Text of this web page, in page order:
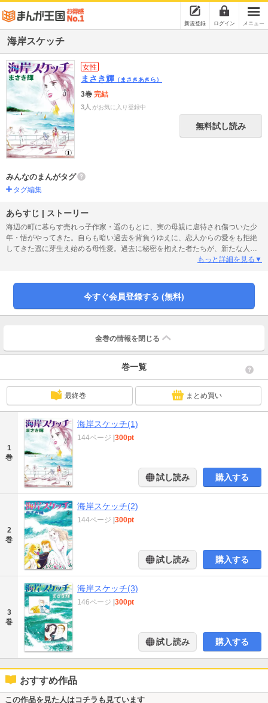
新規登録 ログイン メニュー
海岸スケッチ
女性
まさき輝 （まさきあきら）
3巻 完結
3人 がお気に入り登録中
無料試し読み
みんなのまんがタグ
タグ編集
あらすじ | ストーリー
海辺の町に暮らす売れっ子作家・遥のもとに、実の母親に虐待され傷ついた少
年・悟がやってきた。自らも暗い過去を背負うゆえに、恋人からの愛をも拒絶
してきた遥に芽生え始める母性愛。過去に秘密を抱えた者たちが、新たな人生
を歩み出した先に待つものは…。湘南を舞台に繰り広げられる激動の人生模様
もっと詳細を見る▼
今すぐ会員登録する (無料)
全巻の情報を 閉じる
巻一覧
最終巻 まとめ買い
1
巻
海岸スケッチ(1)
144ページ |300pt
試し読み 購入する
2
巻
海岸スケッチ(2)
144ページ |300pt
試し読み 購入する
3
巻
海岸スケッチ(3)
146ページ |300pt
試し読み 購入する
おすすめ作品
この作品を見た人はコチラも見ています